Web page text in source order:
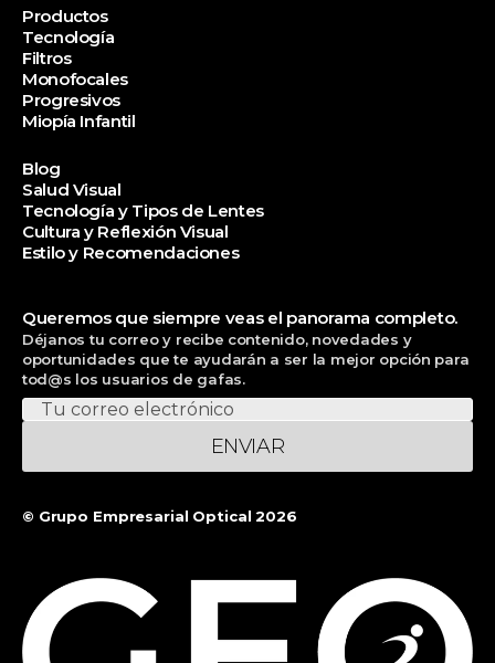
Productos
Tecnología
Filtros
Monofocales
Progresivos
Miopía Infantil
Blog
Salud Visual
Tecnología y Tipos de Lentes
Cultura y Reflexión Visual
Estilo y Recomendaciones
Queremos que siempre veas el panorama completo.
Déjanos tu correo y recibe contenido, novedades y
oportunidades que te ayudarán a ser la mejor opción para
tod@s los usuarios de gafas.
ENVIAR
© Grupo Empresarial Optical 2026